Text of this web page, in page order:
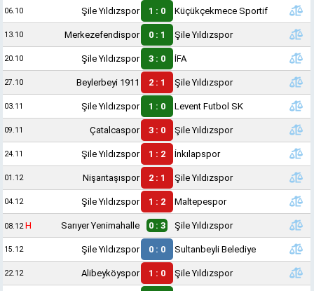
06.10 Şile Yıldızspor 1 : 0 Küçükçekmece Sportif
13.10 Merkezefendispor 0 : 1 Şile Yıldızspor
20.10 Şile Yıldızspor 3 : 0 İFA
27.10 Beylerbeyi 1911 2 : 1 Şile Yıldızspor
03.11 Şile Yıldızspor 1 : 0 Levent Futbol SK
09.11 Çatalcaspor 3 : 0 Şile Yıldızspor
24.11 Şile Yıldızspor 1 : 2 İnkılapspor
01.12 Nişantaşıspor 2 : 1 Şile Yıldızspor
04.12 Şile Yıldızspor 1 : 2 Maltepespor
08.12 H Sarıyer Yenimahalle 0 : 3 Şile Yıldızspor
15.12 Şile Yıldızspor 0 : 0 Sultanbeyli Belediye
22.12 Alibeyköyspor 1 : 0 Şile Yıldızspor